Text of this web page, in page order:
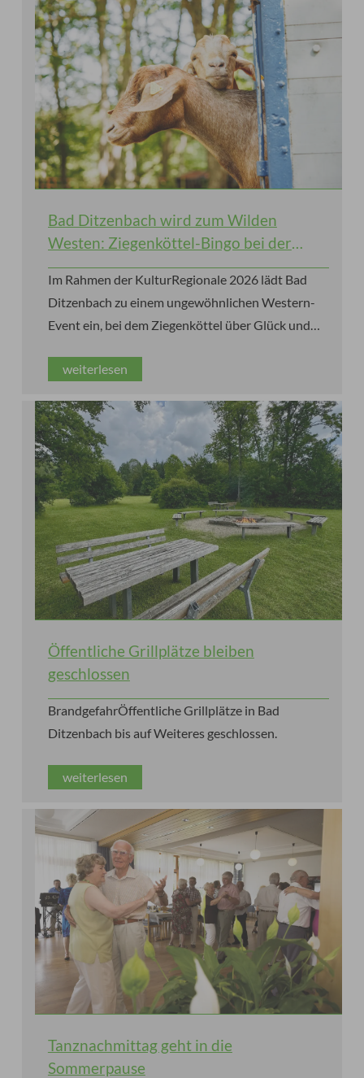
Bad Ditzenbach wird zum Wilden
Westen: Ziegenköttel-Bingo bei der
KulturRegionale 2026
Im Rahmen der KulturRegionale 2026 lädt Bad
Ditzenbach zu einem ungewöhnlichen Western-
Event ein, bei dem Ziegenköttel über Glück und
weiterlesen
Öffentliche Grillplätze bleiben
geschlossen
BrandgefahrÖffentliche Grillplätze in Bad
Ditzenbach bis auf Weiteres geschlossen.
weiterlesen
Tanznachmittag geht in die
Sommerpause